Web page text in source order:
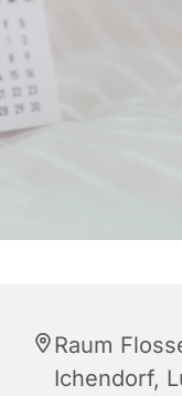
Raum
Ichendorf,